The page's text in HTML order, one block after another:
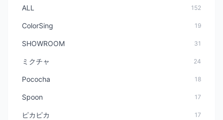
ALL 152
ColorSing 19
SHOWROOM 31
ミクチャ 24
Pococha 18
Spoon 17
ピカピカ 17